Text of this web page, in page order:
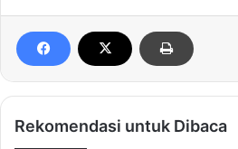
Rekomendasi untuk Dibaca